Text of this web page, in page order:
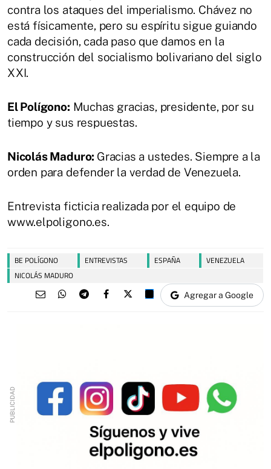
contra los ataques del imperialismo. Chávez no
está físicamente, pero su espíritu sigue guiando
cada decisión, cada paso que damos en la
construcción del socialismo bolivariano del siglo
XXI.
El Polígono: Muchas gracias, presidente, por su
tiempo y sus respuestas.
Nicolás Maduro: Gracias a ustedes. Siempre a la
orden para defender la verdad de Venezuela.
Entrevista ficticia realizada por el equipo de
www.elpoligono.es.
BE POLÍGONO ENTREVISTAS ESPAÑA
VENEZUELA
NICOLÁS MADURO
Agregar a Google